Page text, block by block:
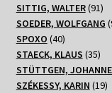
SITTIG, WALTER 9191
SOEDER, WOLFGANG
SPOXO 4040
Produkte
STAECK, KLAUS 3535
STÜTTGEN,
SZÉKESSY, KARIN 1919